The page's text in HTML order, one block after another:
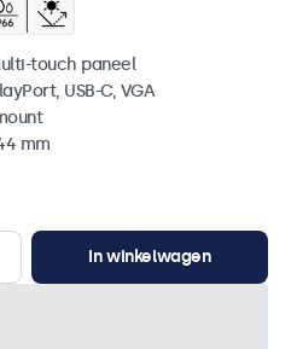
touch paneel
USB-C, VGA
mm
In winkelwagen